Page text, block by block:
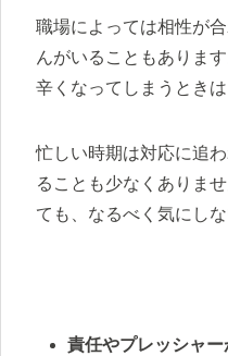
職場によっては相性が
んがいることもありま
辛くなってしまうとき
忙しい時期は対応に追
ることも少なくありま
ても、なるべく気にし
責任やプレッシャ